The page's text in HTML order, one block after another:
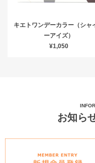
キエトワンデーカラー（シャ
ーアイズ）
¥1,050
お知ら